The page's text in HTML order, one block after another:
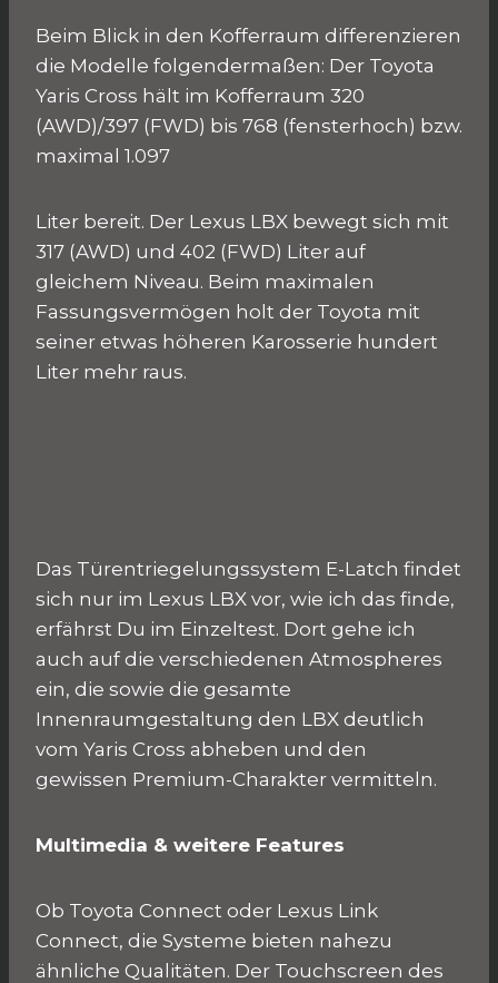
Beim Blick in den Kofferraum differenzieren
die Modelle folgendermaßen: Der Toyota
Yaris Cross hält im Kofferraum 320
(AWD)/397 (FWD) bis 768 (fensterhoch) bzw.
maximal 1.097
Liter bereit. Der Lexus LBX bewegt sich mit
317 (AWD) und 402 (FWD) Liter auf
gleichem Niveau. Beim maximalen
Fassungsvermögen holt der Toyota mit
seiner etwas höheren Karosserie hundert
Liter mehr raus.
Das Türentriegelungssystem E-Latch findet
sich nur im Lexus LBX vor, wie ich das finde,
erfährst Du im Einzeltest. Dort gehe ich
auch auf die verschiedenen Atmospheres
ein, die sowie die gesamte
Innenraumgestaltung den LBX deutlich
vom Yaris Cross abheben und den
gewissen Premium-Charakter vermitteln.
Multimedia & weitere Features
Ob Toyota Connect oder Lexus Link
Connect, die Systeme bieten nahezu
ähnliche Qualitäten. Der Touchscreen des